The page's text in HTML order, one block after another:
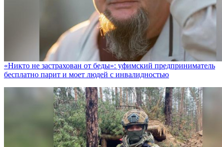
«Никто не заcтрахован от беды»: уфимский предприниматель
бесплатно парит и моет людей с инвалидностью